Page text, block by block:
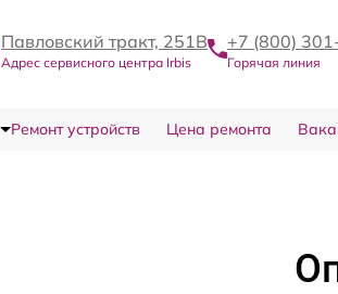
Павловский тракт, 251В
Адрес сервисного центра Irbis
+7 (800)
Горячая линия
Ремонт устройств Цена ремонта